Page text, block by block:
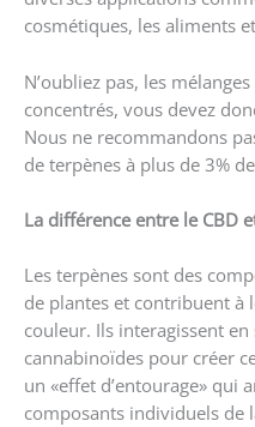
cosmétiques, les aliments
N’oubliez pas, les
concentrés, vous devez
Nous ne recommandons
de terpènes à plus de 3%
La différence entre le CBD
Les terpènes sont des
de plantes et contribuent
couleur. Ils interagissent en
cannabinoïdes pour créer
un «effet d’entourage» qui
composants individuels de